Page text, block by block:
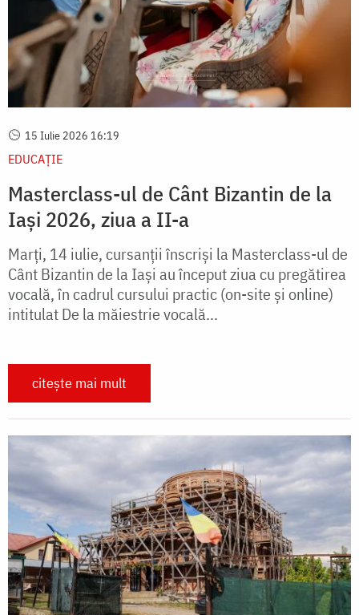
15 Iulie 2026 16:19
EDUCAŢIE
Masterclass-ul de Cânt Bizantin de la
Iași 2026, ziua a II-a
Marți, 14 iulie, cursanții înscriși la Masterclass-ul de
Cânt Bizantin de la Iași au început ziua cu pregătirea
vocală, în cadrul cursului practic (on-site și online)
intitulat De la măiestrie vocală...
citește mai mult